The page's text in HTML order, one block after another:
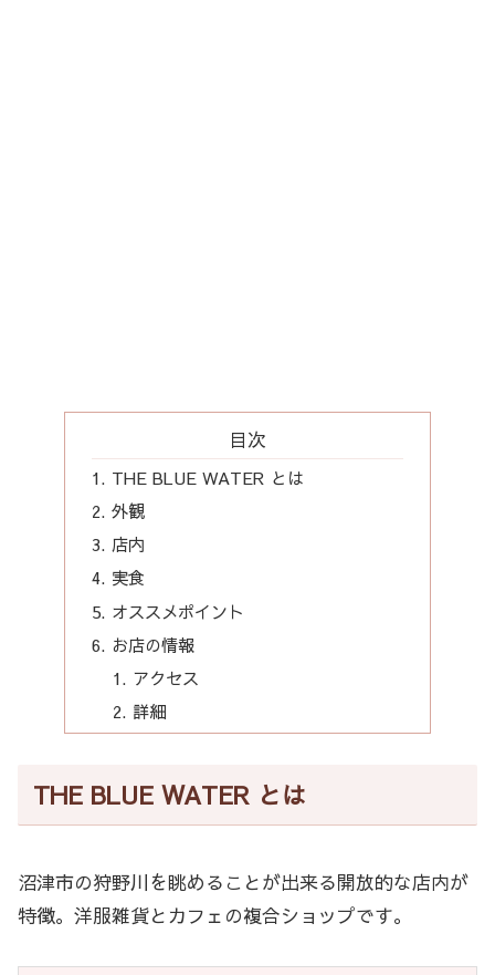
目次
THE BLUE WATER とは
外観
店内
実食
オススメポイント
お店の情報
アクセス
詳細
THE BLUE WATER とは
沼津市の狩野川を眺めることが出来る開放的な店内が
特徴。洋服雑貨とカフェの複合ショップです。